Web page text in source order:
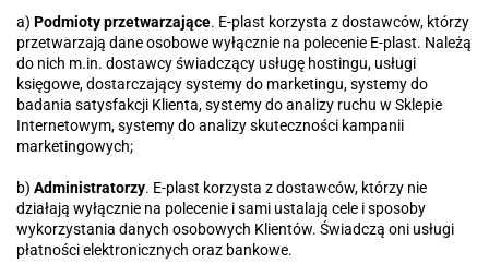
a) Podmioty przetwarzające. E-plast korzysta z dostawców, którzy
przetwarzają dane osobowe wyłącznie na polecenie E-plast. Należą
do nich m.in. dostawcy świadczący usługę hostingu, usługi
księgowe, dostarczający systemy do marketingu, systemy do
badania satysfakcji Klienta, systemy do analizy ruchu w Sklepie
Internetowym, systemy do analizy skuteczności kampanii
marketingowych;
b) Administratorzy. E-plast korzysta z dostawców, którzy nie
działają wyłącznie na polecenie i sami ustalają cele i sposoby
wykorzystania danych osobowych Klientów. Świadczą oni usługi
płatności elektronicznych oraz bankowe.